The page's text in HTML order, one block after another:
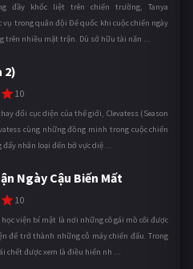
đầy khốc liệt trên chiến trường, Tanya
vụ trong quân đội Đế quốc khi cuộc chiến ngày
trên nhiều mặt trận. Dù sở hữu tài năn ...
2)
10
đổi cục diện của thế giới, Clevatess (Season
cùng những đồng minh trong cuộc chiến
đẩy nhân loại đến bờ vực diệ ...
Ngày Cậu Biến Mất
10
viện bí mật là nơi những cô gái mồ côi được
để trở thành những cỗ máy chiến đấu. Trong
chết được xem là điều hiển nh ...